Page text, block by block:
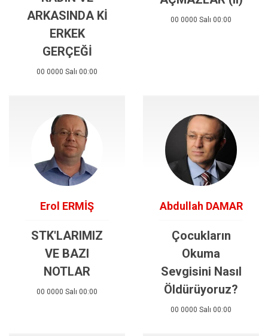
ARKASINDA Kİ
ERKEK
GERÇEĞİ
00 0000 Salı 00:00
00 0000 Salı 00:00
Erol ERMİŞ
STK'LARIMIZ
VE BAZI
NOTLAR
00 0000 Salı 00:00
Abdullah DAMAR
Çocukların
Okuma
Sevgisini Nasıl
Öldürüyoruz?
00 0000 Salı 00:00